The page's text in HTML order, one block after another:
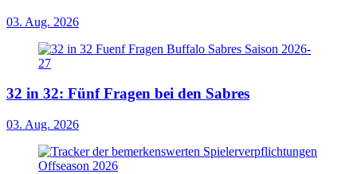
03. Aug. 2026
32 in 32: Fünf Fragen bei den Sabres
03. Aug. 2026